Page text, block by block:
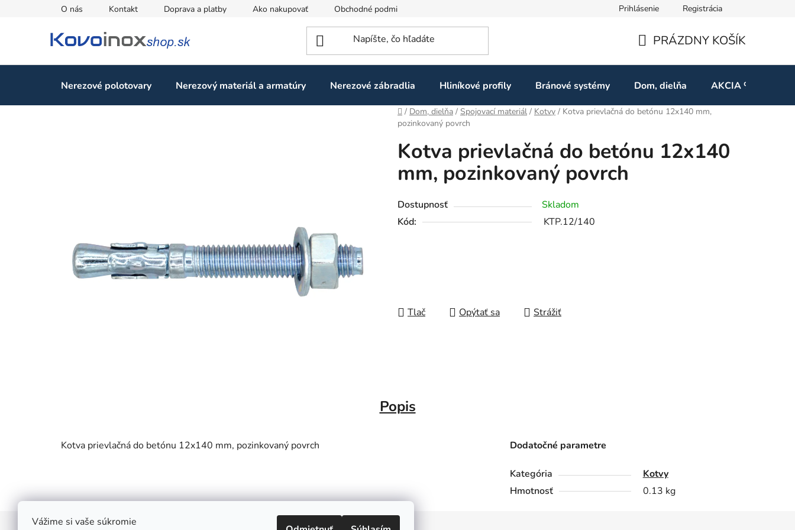
Vážime si vaše súkromie
O nás Kontakt Doprava a platby Ako nakupovať Obchodné podmienky Odstúpenie od zmluvy
Prihlásenie Registrácia
KOŠÍK
PRÁZDNY KOŠÍK
Nerezové polotovary Nerezový materiál a armatúry Nerezové zábradlia Hliníkové profily Bránové systémy Dom, dielňa AKCIA %
Domov
/ Dom, dielňa / Spojovací materiál / Kotvy / Kotva prievlačná do betónu 12x140 mm,
pozinkovaný povrch
Kotva prievlačná do betónu 12x140
mm, pozinkovaný povrch
Dostupnosť
Skladom
Kód:
KTP.12/140
Tlač Opýtať sa Strážiť
Popis
Kotva prievlačná do betónu 12x140 mm, pozinkovaný povrch Dodatočné parametre
Kategória
Kotvy
Hmotnosť
0.13 kg